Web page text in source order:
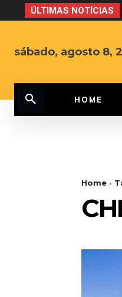
ÚLTIMAS NOTÍCIAS
sábado, agosto 8,
HOME
Home